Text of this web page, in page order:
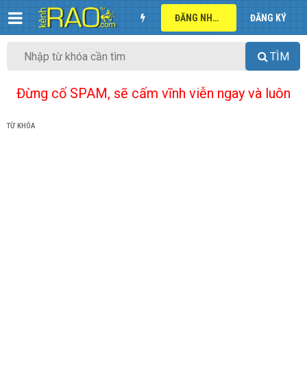
ĐĂNG NHẬP ĐĂNG KÝ
TÌM
Đừng cố SPAM, sẽ cấm vĩnh viễn ngay và luôn
TỪ KHÓA